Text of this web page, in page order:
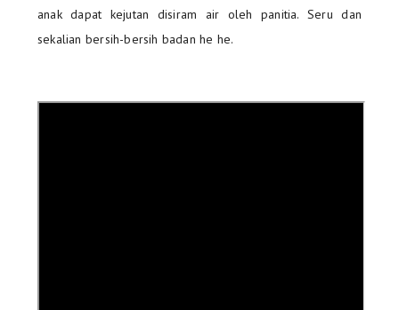
anak dapat kejutan disiram air oleh panitia. Seru dan
sekalian bersih-bersih badan he he.